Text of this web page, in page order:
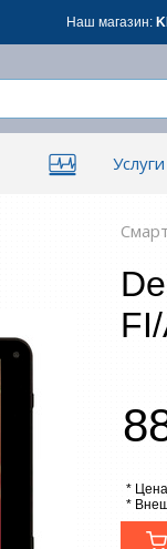
Наш магазин:
Услуги
Renewd
*
*